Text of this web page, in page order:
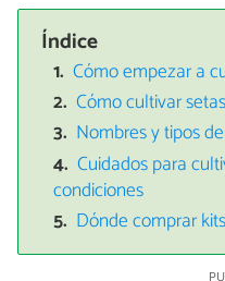
Índice
Cómo empezar a
Cómo cultivar
Nombres y tipos
Cuidados para
condiciones
Dónde comprar